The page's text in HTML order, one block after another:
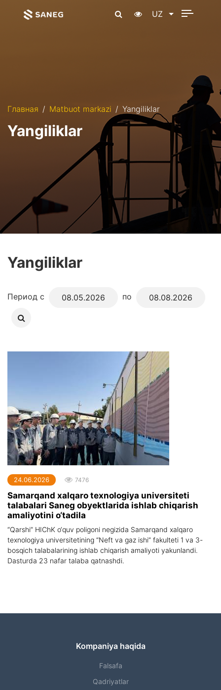
UZ
Главная Matbuot markazi Yangiliklar
Yangiliklar
Yangiliklar
Период с по
24.06.2026 7476
Samarqand xalqaro texnologiya universiteti
talabalari Saneg obyektlarida ishlab chiqarish
amaliyotini o‘tadila
“Qarshi” HIChK o‘quv poligoni negizida Samarqand xalqaro
texnologiya universitetining “Neft va gaz ishi” fakulteti 1 va 3-
bosqich talabalarining ishlab chiqarish amaliyoti yakunlandi.
Dasturda 23 nafar talaba qatnashdi.
Kompaniya haqida
Falsafa
Qadriyatlar